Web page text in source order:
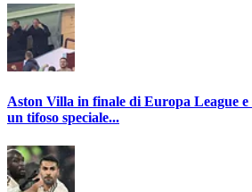
Aston Villa in finale di Europa League e
un tifoso speciale...